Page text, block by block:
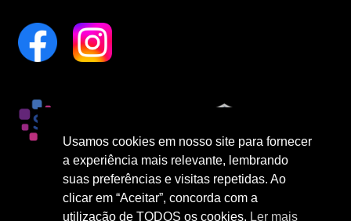
Usamos cookies em nosso site para fornecer
a experiência mais relevante, lembrando
suas preferências e visitas repetidas. Ao
clicar em “Aceitar”, concorda com a
utilização de TODOS os cookies. Ler mais